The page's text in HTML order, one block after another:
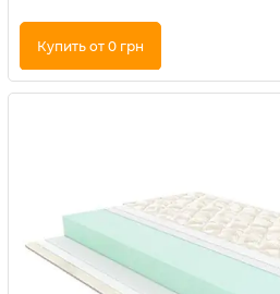
Купить от 0 грн
Купить в 1 клик